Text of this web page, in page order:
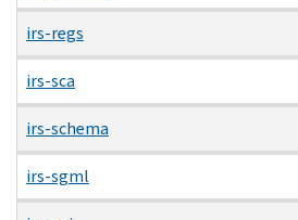
irs-regs
irs-sca
irs-schema
irs-sgml